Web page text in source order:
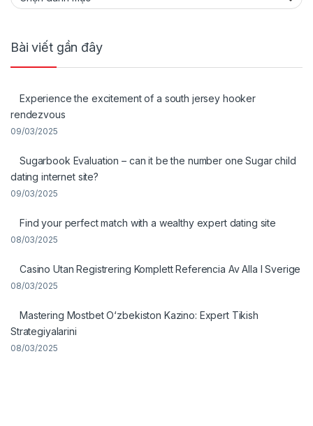
Bài viết gần đây
Experience the excitement of a south jersey hooker
rendezvous
09/03/2025
Sugarbook Evaluation – can it be the number one Sugar child
dating internet site?
09/03/2025
Find your perfect match with a wealthy expert dating site
08/03/2025
Casino Utan Registrering Komplett Referencia Av Alla I Sverige
08/03/2025
Mastering Mostbet O‘zbekiston Kazino: Expert Tikish
Strategiyalarini
08/03/2025